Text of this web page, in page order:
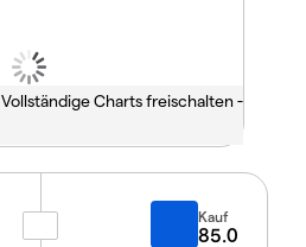
Vollständige Charts freischalten -
Kauf
85.0